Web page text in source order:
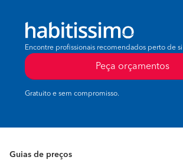
Encontre profissionais recomendados perto de si
Peça orçamentos
Gratuito e sem compromisso.
Guias de preços